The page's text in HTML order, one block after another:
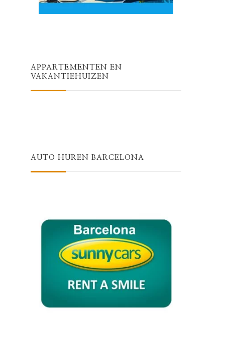
APPARTEMENTEN EN
VAKANTIEHUIZEN
AUTO HUREN BARCELONA